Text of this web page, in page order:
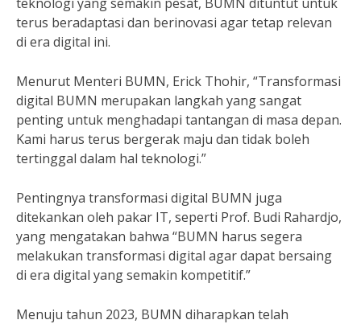
terus beradaptasi dan berinovasi agar tetap relevan
di era digital ini.
Menurut Menteri BUMN, Erick Thohir, “Transformasi
digital BUMN merupakan langkah yang sangat
penting untuk menghadapi tantangan di masa depan.
Kami harus terus bergerak maju dan tidak boleh
tertinggal dalam hal teknologi.”
Pentingnya transformasi digital BUMN juga
ditekankan oleh pakar IT, seperti Prof. Budi Rahardjo,
yang mengatakan bahwa “BUMN harus segera
melakukan transformasi digital agar dapat bersaing
di era digital yang semakin kompetitif.”
Menuju tahun 2023, BUMN diharapkan telah